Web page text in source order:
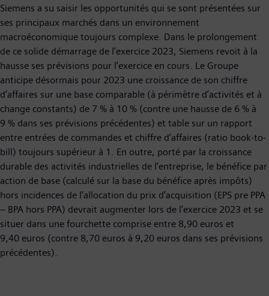
Siemens a su saisir les opportunités qui se sont présentées sur
ses principaux marchés dans un environnement
macroéconomique toujours complexe. Dans le prolongement
de ce solide démarrage de l’exercice 2023, Siemens revoit à la
hausse ses prévisions pour l’exercice en cours. Le Groupe
anticipe désormais pour 2023 une croissance de son chiffre
d’affaires sur une base comparable (à périmètre d’activités et à
change constants) de 7 % à 10 % (contre une hausse de 6 % à
9 % dans ses prévisions précédentes) et table sur un rapport
entre entrées de commandes et chiffre d’affaires (ratio book-to-
bill) toujours supérieur à 1. En outre, porté par la croissance
durable des activités industrielles de l’entreprise, le bénéfice par
action de base (calculé sur la base du bénéfice après impôts)
hors incidences de l’allocation du prix d’acquisition (EPS pre PPA
– BPA hors PPA) devrait augmenter lors de l’exercice 2023 et se
situer dans une fourchette comprise entre 8,90 euros et
9,40 euros (contre 8,70 euros à 9,20 euros dans ses prévisions
précédentes).